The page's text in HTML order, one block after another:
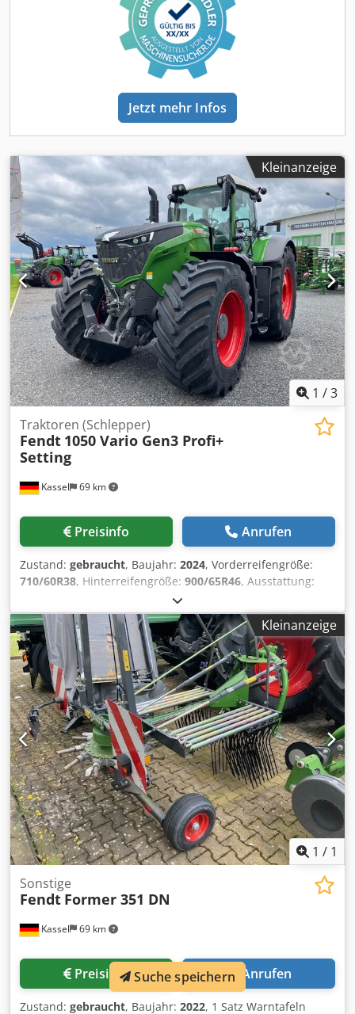
Jetzt mehr Infos
Kleinanzeige
1 /3
Kassel 69 km
Traktoren (Schlepper)
Fendt 1050 Vario Gen3 Profi+
Setting
Preisinfo Anrufen
Zustand: gebraucht, Baujahr: 2024, Vorderreifengröße:
710/60R38, Hinterreifengröße: 900/65R46, Ausstattung:
, Section Control Belastungsgewicht
Hinterräder 2x 1.000kg Fendt Stability / Control
Reifendruckregelanlage Fendt VarioGrip Umkehrlüfter
Kühbox Haubenkamera / Infotainment Paket Spurführung
RTK Novatel TI Headland Contour Assistant / Agronomie
Basi Dcedpfx Anstt I Nyowjk
Kleinanzeige
1 / 1
Kassel 69 km
Sonstige
Fendt Former 351 DN
Preisinfo Anrufen
Zustand: gebraucht, Baujahr: 2022, 1 Satz Warntafeln
Suche speichern